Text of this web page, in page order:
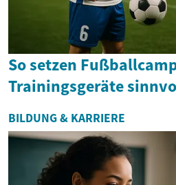
So setzen
Trainingsgeräte
BILDUNG & KARRIERE